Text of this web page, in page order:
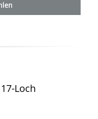
Loch